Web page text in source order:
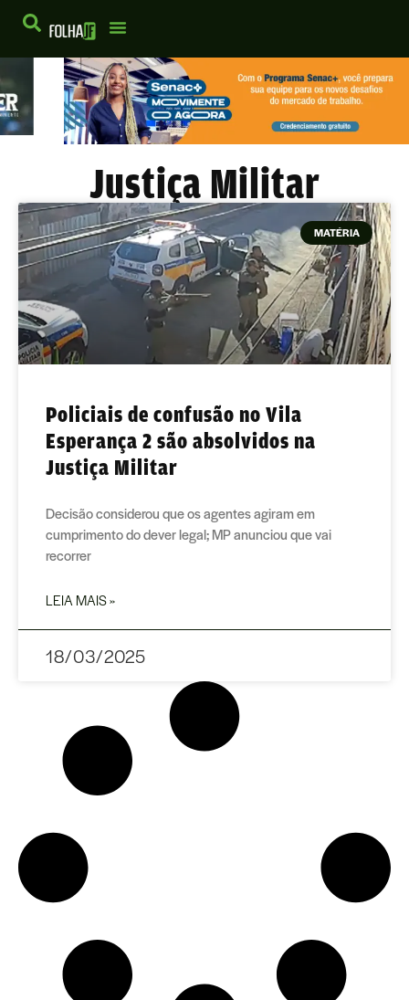
Justiça Militar
MATÉRIA
Policiais de confusão no Vila
Esperança 2 são absolvidos na
Justiça Militar
Decisão considerou que os agentes agiram em
cumprimento do dever legal; MP anunciou que vai
recorrer
LEIA MAIS »
18/03/2025